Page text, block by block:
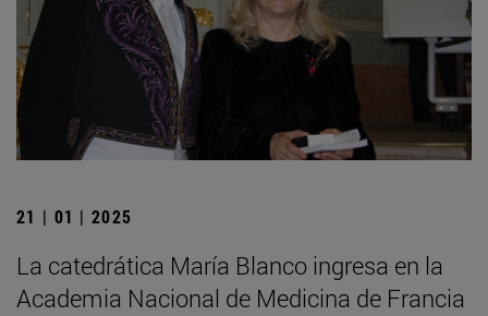
21 | 01 | 2025
La catedrática María Blanco ingresa en la
Academia Nacional de Medicina de Francia